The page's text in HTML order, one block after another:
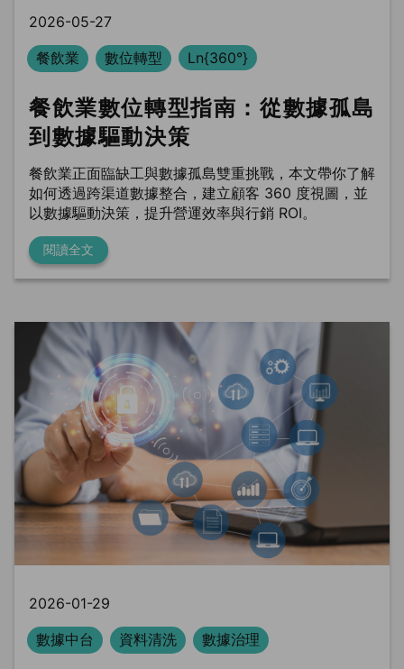
2026-05-27
餐飲業
數位轉型 Ln{360°}
餐飲業數位轉型指南：從數據孤島
到數據驅動決策
餐飲業正面臨缺工與數據孤島雙重挑戰，本文帶你了解
如何透過跨渠道數據整合，建立顧客 360 度視圖，並
以數據驅動決策，提升營運效率與行銷 ROI。
閱讀全文
2026-01-29
數據中台
資料清洗 數據治理